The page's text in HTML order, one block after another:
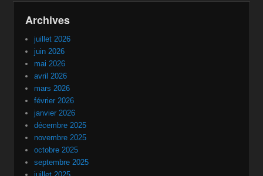
Archives
juillet 2026
juin 2026
mai 2026
avril 2026
mars 2026
février 2026
janvier 2026
décembre 2025
novembre 2025
octobre 2025
septembre 2025